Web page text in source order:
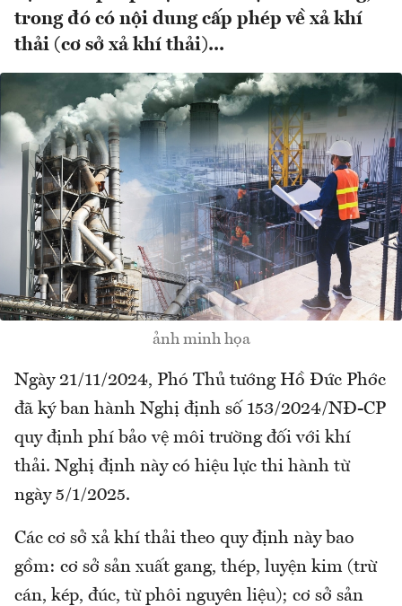
trong đó có nội dung cấp phép về xả khí
thải (cơ sở xả khí thải)...
ảnh minh họa
Ngày 21/11/2024, Phó Thủ tướng Hồ Đức Phớc
đã ký ban hành Nghị định số 153/2024/NĐ-CP
quy định phí bảo vệ môi trường đối với khí
thải. Nghị định này có hiệu lực thi hành từ
ngày 5/1/2025.
Các cơ sở xả khí thải theo quy định này bao
gồm: cơ sở sản xuất gang, thép, luyện kim (trừ
cán, kép, đúc, từ phôi nguyên liệu); cơ sở sản